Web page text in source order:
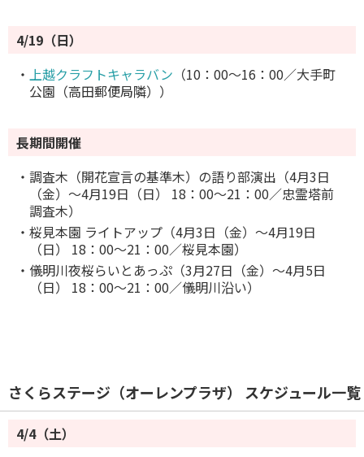
4/19（日）
・ 上越クラフトキャラバン （10：00～16：00／大手町
公園（高田郵便局隣））
長期間開催
・調査木（開花宣言の基準木）の語り部演出（4月3日
（金）～4月19日（日） 18：00～21：00／忠霊塔前
調査木）
・桜見本園 ライトアップ（4月3日（金）～4月19日
（日） 18：00～21：00／桜見本園）
・儀明川夜桜らいとあっぷ（3月27日（金）～4月5日
（日） 18：00～21：00／儀明川沿い）
さくらステージ（オーレンプラザ） スケジュール一覧
4/4（土）